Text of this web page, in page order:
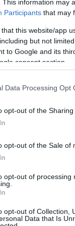
This information may
Participants that may
that this website/app
but not
to Google and its
consent section.
Data Processing Opt
opt-out of the
opt-out of the Sale of
opt-out of processing
opt-out of Collection,
Data that Is
eski günlerine
adam olarak
Alanyaspor
beklediğimiz
olacaktır.
eksiklikleri